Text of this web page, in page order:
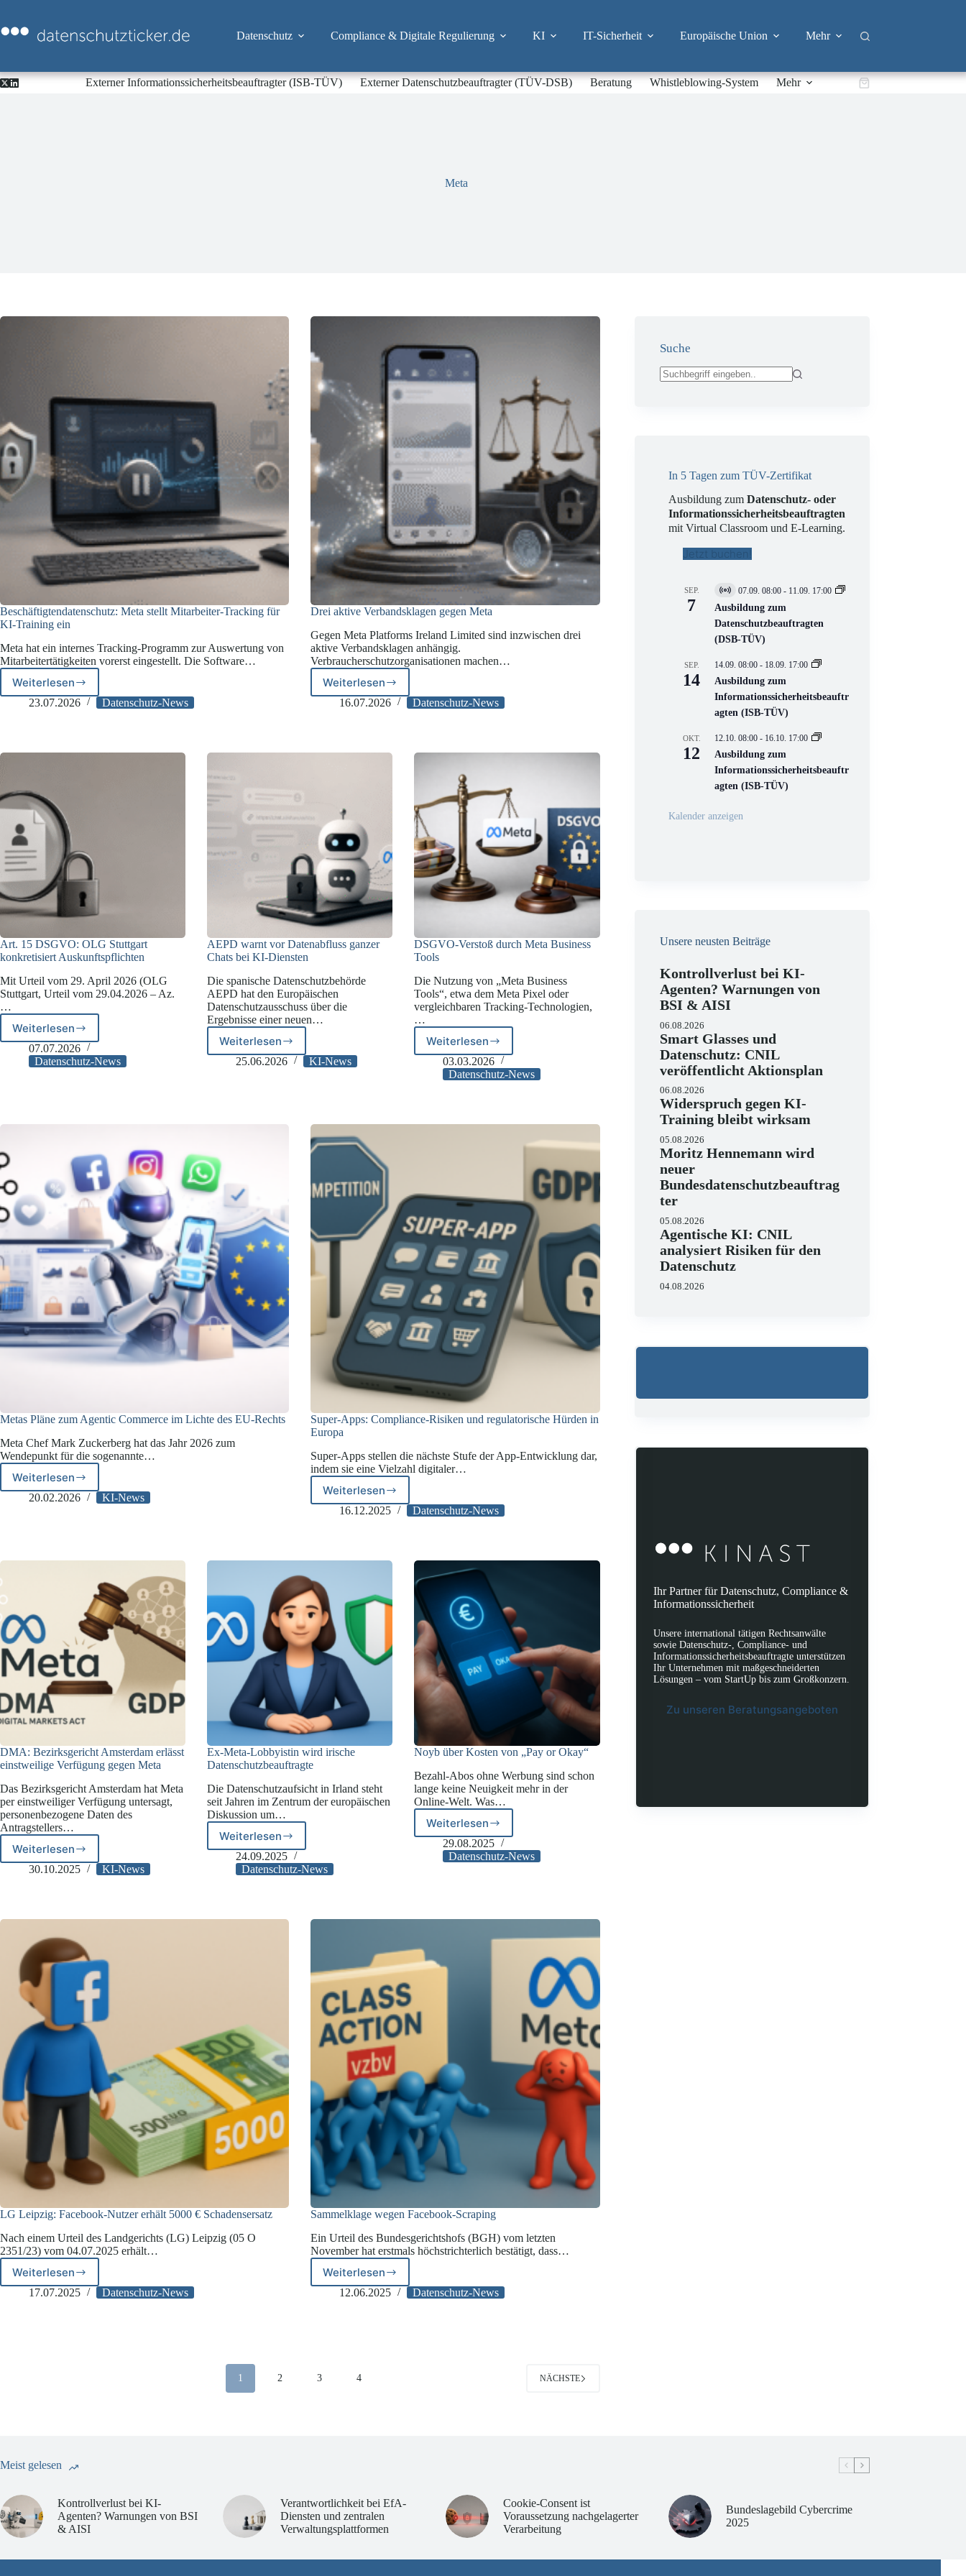
springen
Datenschutz Compliance & Digitale Regulierung KI IT-Sicherheit Europäische Union Mehr
Externer Informationssicherheitsbeauftragter (ISB-TÜV) Externer Datenschutzbeauftragter (TÜV-DSB) Beratung Whistleblowing-System Mehr Warenkorb
Meta
Beschäftigtendatenschutz: Meta stellt Mitarbeiter-Tracking für
KI-Training ein
Meta hat ein internes Tracking-Programm zur Auswertung von
Mitarbeitertätigkeiten vorerst eingestellt. Die Software…
WeiterlesenBeschäftigtendatenschutz:
Meta
für
ein
23.07.2026 Datenschutz-News
Drei aktive Verbandsklagen gegen Meta
Gegen Meta Platforms Ireland Limited sind inzwischen drei
aktive Verbandsklagen anhängig.
Verbraucherschutzorganisationen machen…
Weiterlesen
Drei
aktive
16.07.2026 Datenschutz-News
Art. 15 DSGVO: OLG Stuttgart
konkretisiert Auskunftspflichten
Mit Urteil vom 29. April 2026 (OLG
Stuttgart, Urteil vom 29.04.2026 – Az.
…
Weiterlesen
Art.
15
DSGVO:
07.07.2026
Datenschutz-News
AEPD warnt vor Datenabfluss ganzer
Chats bei KI-Diensten
Die spanische Datenschutzbehörde
AEPD hat den Europäischen
Datenschutzausschuss über die
Ergebnisse einer neuen…
Weiterlesen
AEPD
warnt
25.06.2026 KI-News
DSGVO-Verstoß durch Meta Business
Tools
Die Nutzung von „Meta Business
Tools“, etwa dem Meta Pixel oder
vergleichbaren Tracking-Technologien,
…
Weiterlesen
DSGVO-
Verstoß
durch
03.03.2026
Datenschutz-News
Metas Pläne zum Agentic Commerce im Lichte des EU-Rechts
Meta Chef Mark Zuckerberg hat das Jahr 2026 zum
Wendepunkt für die sogenannte…
Weiterlesen
Metas
Pläne
Lichte
20.02.2026 KI-News
Super-Apps: Compliance-Risiken und regulatorische Hürden in
Europa
Super-Apps stellen die nächste Stufe der App-Entwicklung dar,
indem sie eine Vielzahl digitaler…
Weiterlesen
Super-
Apps:
regulatorische
Europa
16.12.2025 Datenschutz-News
DMA: Bezirksgericht Amsterdam erlässt
einstweilige Verfügung gegen Meta
Das Bezirksgericht Amsterdam hat Meta
per einstweiliger Verfügung untersagt,
personenbezogene Daten des
Antragstellers…
Weiterlesen
DMA:
Bezirksgericht
Verfügung
gegen
Meta
30.10.2025 KI-News
Ex-Meta-Lobbyistin wird irische
Datenschutzbeauftragte
Die Datenschutzaufsicht in Irland steht
seit Jahren im Zentrum der europäischen
Diskussion um…
Weiterlesen
Ex-
Meta-
Lobbyistin
24.09.2025
Datenschutz-News
Noyb über Kosten von „Pay or Okay“
Bezahl-Abos ohne Werbung sind schon
lange keine Neuigkeit mehr in der
Online-Welt. Was…
Weiterlesen
Noyb
über
Kosten
29.08.2025
Datenschutz-News
LG Leipzig: Facebook-Nutzer erhält 5000 € Schadensersatz
Nach einem Urteil des Landgerichts (LG) Leipzig (05 O
2351/23) vom 04.07.2025 erhält…
Weiterlesen
LG
Leipzig:
17.07.2025 Datenschutz-News
Sammelklage wegen Facebook-Scraping
Ein Urteil des Bundesgerichtshofs (BGH) vom letzten
November hat erstmals höchstrichterlich bestätigt, dass…
WeiterlesenSammelklage
wegen
12.06.2025 Datenschutz-News
1 2 3 4 NÄCHSTE
Suche
In 5 Tagen zum TÜV-Zertifikat
Ausbildung zumDatenschutz- oder
Informationssicherheitsbeauftragten
mit Virtual Classroom und E-Learning.
Jetzt buchen!
SEP.
7
V
i
t
u
l
V
e
r
n
s
t
a
t
n
07.09. 08:00 - 11.09. 17:00
Ausbildung zum
Datenschutzbeauftragten
(DSB-TÜV)
SEP.
14
14.09. 08:00 - 18.09. 17:00
Ausbildung zum
Informationssicherheitsbeauftr
agten (ISB-TÜV)
OKT.
12
12.10. 08:00 - 16.10. 17:00
Ausbildung zum
Informationssicherheitsbeauftr
agten (ISB-TÜV)
Kalender anzeigen
Unsere neusten Beiträge
Kontrollverlust bei KI-
Agenten? Warnungen von
BSI & AISI
06.08.2026
Smart Glasses und
Datenschutz: CNIL
veröffentlicht Aktionsplan
06.08.2026
Widerspruch gegen KI-
Training bleibt wirksam
05.08.2026
Moritz Hennemann wird
neuer
Bundesdatenschutzbeauftrag
ter
05.08.2026
Agentische KI: CNIL
analysiert Risiken für den
Datenschutz
04.08.2026
Ihr Partner für Datenschutz, Compliance &
Informationssicherheit
Unsere international tätigen Rechtsanwälte
sowie Datenschutz-, Compliance- und
Informationssicherheitsbeauftragte unterstützen
Ihr Unternehmen mit maßgeschneiderten
Lösungen – vom StartUp bis zum Großkonzern.
Zu unseren Beratungsangeboten
Meist gelesen
Kontrollverlust bei KI-
Agenten? Warnungen von BSI
& AISI
Verantwortlichkeit bei EfA-
Diensten und zentralen
Verwaltungsplattformen
Cookie-Consent ist
Voraussetzung nachgelagerter
Verarbeitung
Bundeslagebild Cybercrime
2025